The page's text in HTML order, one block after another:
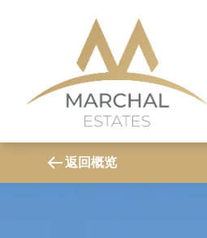
返回概览